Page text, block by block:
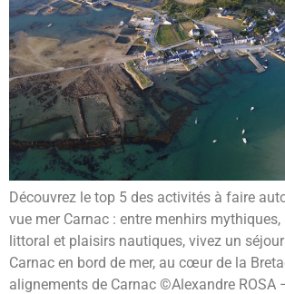
Découvrez le top 5 des activités à faire
vue mer Carnac : entre menhirs
littoral et plaisirs nautiques, vivez un
Carnac en bord de mer, au cœur de la
alignements de Carnac ©Alexandre ROSA